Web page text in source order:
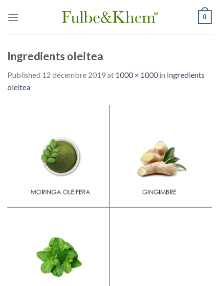
0
Ingredients oleitea
Published 12 décembre 2019at 1000 × 1000in Ingredients
oleitea